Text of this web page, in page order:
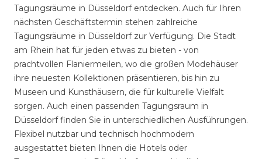
Tagungsräume in Düsseldorf entdecken. Auch für Ihren
nächsten Geschäftstermin stehen zahlreiche
Tagungsräume in Düsseldorf zur Verfügung. Die Stadt
am Rhein hat für jeden etwas zu bieten - von
prachtvollen Flaniermeilen, wo die großen Modehäuser
ihre neuesten Kollektionen präsentieren, bis hin zu
Museen und Kunsthäusern, die für kulturelle Vielfalt
sorgen. Auch einen passenden Tagungsraum in
Düsseldorf finden Sie in unterschiedlichen Ausführungen.
Flexibel nutzbar und technisch hochmodern
ausgestattet bieten Ihnen die Hotels oder